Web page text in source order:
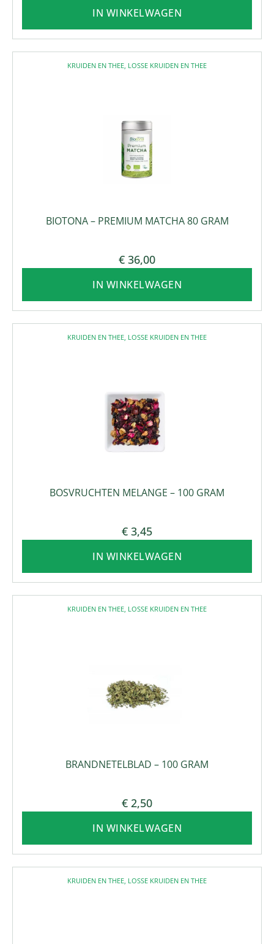
IN WINKELWAGEN
KRUIDEN EN THEE LOSSE KRUIDEN EN THEE
BIOTONA – PREMIUM MATCHA 80 GRAM
€ 36,00
IN WINKELWAGEN
KRUIDEN EN THEE LOSSE KRUIDEN EN THEE
BOSVRUCHTEN MELANGE – 100 GRAM
€ 3,45
IN WINKELWAGEN
KRUIDEN EN THEE LOSSE KRUIDEN EN THEE
BRANDNETELBLAD – 100 GRAM
€ 2,50
IN WINKELWAGEN
KRUIDEN EN THEE LOSSE KRUIDEN EN THEE